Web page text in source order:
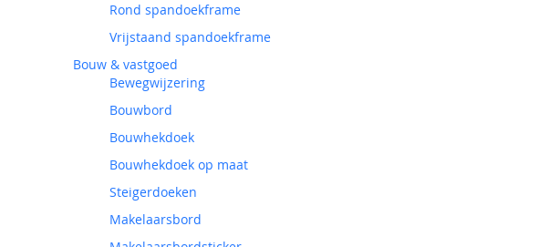
Rond spandoekframe
Vrijstaand spandoekframe
Bouw & vastgoed
Bewegwijzering
Bouwbord
Bouwhekdoek
Bouwhekdoek op maat
Steigerdoeken
Makelaarsbord